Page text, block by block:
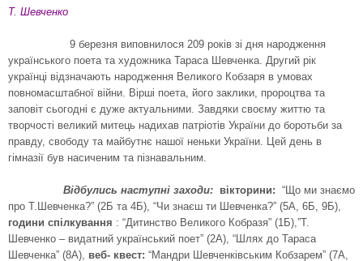
Т. Шевченко
9 березня виповнилося 209 років зі дня народження
українського поета та художника Тараса Шевченка. Другий рік
українці відзначають народження Великого Кобзаря в умовах
повномасштабної війни. Вірші поета, його заклики, пророцтва та
заповіт сьогодні є дуже актуальними. Завдяки своєму життю та
творчості великий митець надихав патріотів України до боротьби за
правду, свободу та майбутнє нашої неньки України. Цей день в
гімназії був насиченим та пізнавальним.
Відбулись наступні заходи: вікторини: “Що ми знаємо
про Т.Шевченка?” (2Б та 4Б), “Чи знаєш ти Шевченка?” (5А, 6Б, 9Б),
години спілкування : “Дитинство Великого Кобразя” (1Б),”Т.
Шевченко – видатний український поет” (2А), “Шлях до Тараса
Шевченка” (8А), веб- квест: “Мандри Шевченківським Кобзарем” (7А,